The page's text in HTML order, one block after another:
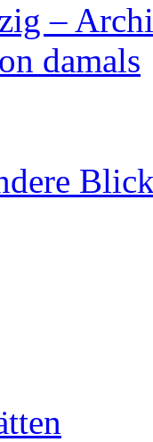
–
damals